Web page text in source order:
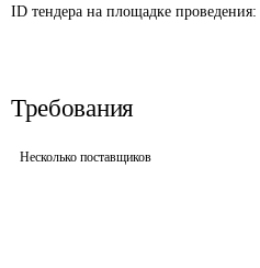
ID тендера на площадке проведения:
Требования
Несколько поставщиков